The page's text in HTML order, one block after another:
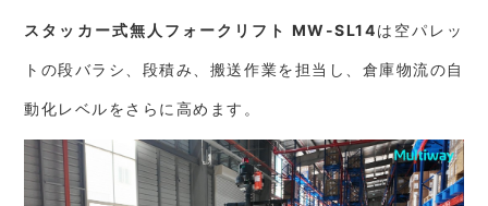
スタッカー式無人フォークリフト MW-SL14は空パレッ
トの段バラシ、段積み、搬送作業を担当し、倉庫物流の自
動化レベルをさらに高めます。